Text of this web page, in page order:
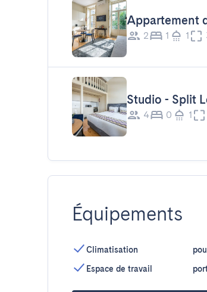
Appartement
2 1 1
Studio - Split
4 0 1
Équipements
Climatisation
Espace de travail